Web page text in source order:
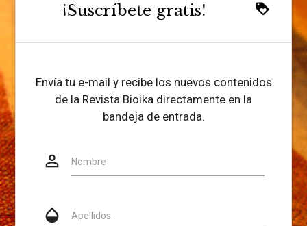
loyalty
¡Suscríbete gratis!
Envía tu e-mail y recibe los nuevos contenidos
de la Revista Bioika directamente en la
bandeja de entrada.
person_outline Nombre
opacity Apellidos
Website